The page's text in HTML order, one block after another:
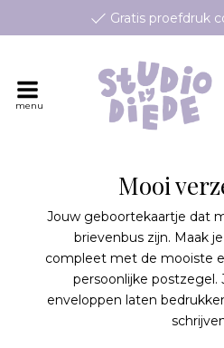
Gratis proefdruk
geboortekaartjes op maat,
Persoonlijk
menu
Mooi
Jouw geboortekaartje dat
brievenbus zijn. Maak
compleet met de mooiste
persoonlijke postzegel.
enveloppen laten